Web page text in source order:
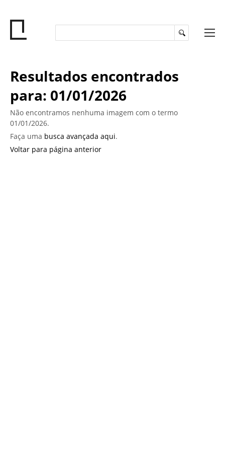
Resultados encontrados
para: 01/01/2026
Não encontramos nenhuma imagem com o termo
01/01/2026.
Faça uma busca avançada aqui.
Voltar para página anterior